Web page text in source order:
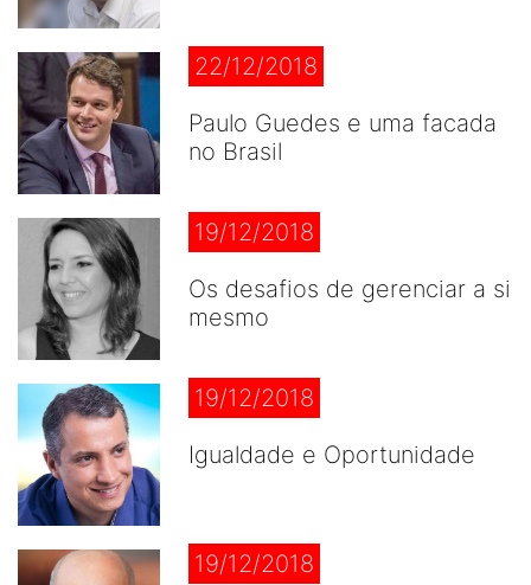
22/12/2018
Paulo Guedes e uma facada
no Brasil
19/12/2018
Os desafios de gerenciar a si
mesmo
19/12/2018
Igualdade e Oportunidade
19/12/2018